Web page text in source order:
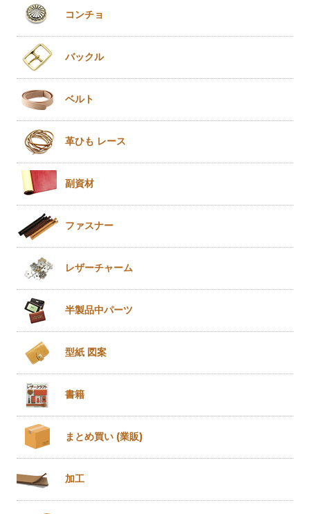
コンチョ
バックル
ベルト
革ひも レース
副資材
ファスナー
レザーチャーム
半製品中パーツ
型紙 図案
書籍
まとめ買い (業販)
加工